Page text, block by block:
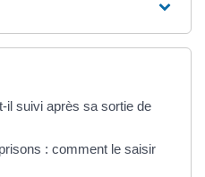
il suivi après sa sortie de
: comment le saisir